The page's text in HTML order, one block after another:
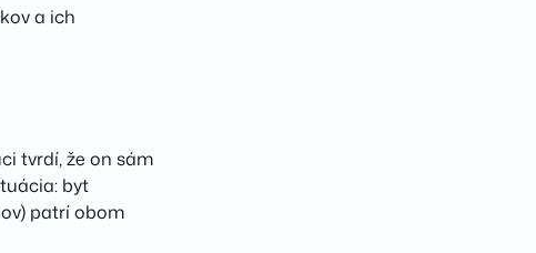
a ich
tvrdí, že on sám
byt
patrí obom